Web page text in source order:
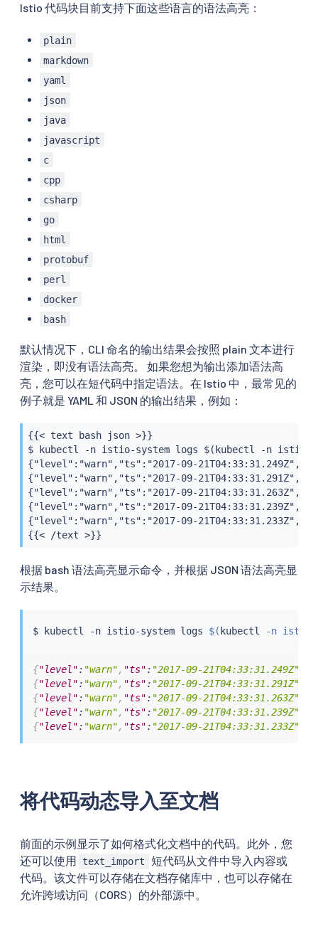
Istio 代码块目前支持下面这些语言的语法高亮：
plain
markdown
yaml
json
java
javascript
c
cpp
csharp
go
html
protobuf
perl
docker
bash
默认情况下，CLI 命名的输出结果会按照 plain 文本进行
渲染，即没有语法高亮。 如果您想为输出添加语法高
亮，您可以在短代码中指定语法。在 Istio 中，最常见的
例子就是 YAML 和 JSON 的输出结果，例如：
{{< text bash json >}}
$ kubectl -n istio-system logs $(kubectl -n istio-
{"level":"warn","ts":"2017-09-
{"level":"warn","ts":"2017-09-
{"level":"warn","ts":"2017-09-
{"level":"warn","ts":"2017-09-
{"level":"warn","ts":"2017-09-
{{< /text >}}
根据 bash 语法高亮显示命令，并根据 JSON 语法高亮显
示结果。
$ kubectl -n istio-system logs $( kubectl -n istio-
{"level": "warn", "ts": "2017-09-21T04:33:31.249Z"
{"level": "warn", "ts": "2017-09-21T04:33:31.291Z"
{"level": "warn", "ts": "2017-09-21T04:33:31.263Z"
{"level": "warn", "ts": "2017-09-21T04:33:31.239Z"
{"level": "warn", "ts": "2017-09-21T04:33:31.233Z"
将代码动态导入至文档
前面的示例显示了如何格式化文档中的代码。此外，您
还可以使用
text_import
短代码从文件中导入内容或
代码。该文件可以存储在文档存储库中，也可以存储在
允许跨域访问（CORS）的外部源中。